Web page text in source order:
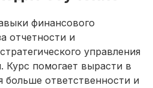
финансового
отчетности и
управления
Курс помогает вырасти в
больше ответственности и